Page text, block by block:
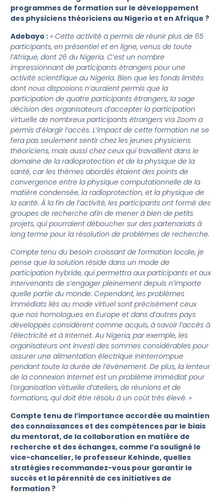
programmes de formation sur le développement
des physiciens théoriciens au Nigeria et en Afrique ?
Adebayo : « Cette activité a permis de réunir plus de 65
participants, en présentiel et en ligne, venus de toute
l’Afrique, dont 26 du Nigeria. C’est un nombre
impressionnant de participants étrangers pour une
activité scientifique au Nigeria. Bien que les fonds limités
dont nous disposions n’auraient permis que la
participation de quatre participants étrangers, la sage
décision des organisateurs d’accepter la participation
virtuelle de nombreux participants étrangersvia Zoom a
permis d’élargir l’accès. L’impact de cette formation ne se
fera pas seulement sentir chez les jeunes physiciens
théoriciens, mais aussi chez ceux qui travaillent dans le
domaine de la radioprotection et de la physique de la
santé, car les thèmes abordés étaient des points de
convergence entre la physique computationnelle de la
matière condensée, la radioprotection, et la physique de
la santé. À la fin de l’activité, les participants ont formé des
groupes de recherche afin de mener à bien de petits
projets, qui pourraient déboucher sur des partenariats à
long terme pour la résolution de problèmes de recherche.
Compte tenu du besoin croissant de formation locale, je
pense que la solution réside dans un mode de
participation hybride, qui permettra aux participants et aux
intervenants de s’engager pleinement depuis n’importe
quelle partie du monde. Cependant, les problèmes
immédiats liés au mode virtuel sont précisément ceux
que nos homologues en Europe et dans d’autres pays
développés considèrent comme acquis, à savoir l’accès à
l’électricité et à Internet. Au Nigeria, par exemple, les
organisateurs ont investi des sommes considérables pour
assurer une alimentation électrique ininterrompue
pendant toute la durée de l’événement. De plus, la lenteur
de la connexion Internet est un problème immédiat pour
l’organisation virtuelle d’ateliers, de réunions et de
formations, qui doit être résolu à un coût très élevé. »
Compte tenu de l’importance accordée au maintien
des connaissances et des compétences par le biais
du mentorat, de la collaboration en matière de
recherche et des échanges, comme l’a souligné le
vice-chancelier, le professeur Kehinde, quelles
stratégies recommandez-vous pour garantir le
succès et la pérennité de ces initiatives de
formation ?